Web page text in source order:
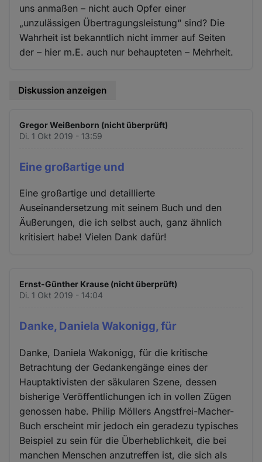
uns anmaßen – nicht auch Opfer einer
„unzulässigen Übertragungsleistung“ sind? Die
Wahrheit ist bekanntlich nicht immer auf Seiten
der – hier m.E. auch nur behaupteten – Mehrheit.
Diskussion anzeigen
Gregor Weißenborn (nicht überprüft)
Di. 1 Okt 2019 - 13:59
Eine großartige und
Eine großartige und detaillierte
Auseinandersetzung mit seinem Buch und den
Äußerungen, die ich selbst auch, ganz ähnlich
kritisiert habe! Vielen Dank dafür!
Ernst-Günther Krause (nicht überprüft)
Di. 1 Okt 2019 - 14:04
Danke, Daniela Wakonigg, für
Danke, Daniela Wakonigg, für die kritische
Betrachtung der Gedankengänge eines der
Hauptaktivisten der säkularen Szene, dessen
bisherige Veröffentlichungen ich in vollen Zügen
genossen habe. Philip Möllers Angstfrei-Macher-
Buch erscheint mir jedoch ein geradezu typisches
Beispiel zu sein für die Überheblichkeit, die bei
manchen Menschen anzutreffen ist, die sich als